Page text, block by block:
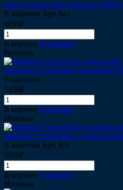
Аккумулятор апекслокатора VDW
В наличии Арт. 941
4650₽
В корзину В корзине
Новинка
Зарядное устройство для мотора
В наличии
5450₽
В корзину В корзине
Новинка
Зарядное устройство для
В наличии Арт. 936
5950₽
В корзину В корзине
Новинка